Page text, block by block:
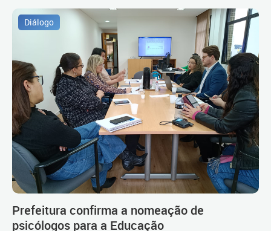
Diálogo
Prefeitura confirma a nomeação de
psicólogos para a Educação